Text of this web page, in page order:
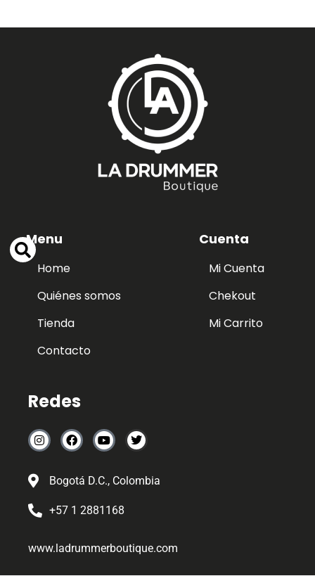
Menu
Home
Quiénes somos
Tienda
Contacto
Cuenta
Mi Cuenta
Chekout
Mi Carrito
Redes
Bogotá D.C., Colombia
+57 1 2881168
www.ladrummerboutique.com